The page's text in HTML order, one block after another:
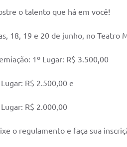
o talento que há em você!
18, 19 e 20 de junho, no Teatro
1º Lugar: R$ 3.500,00
Lugar: R$ 2.500,00 e
Lugar: R$ 2.000,00
o regulamento e faça sua